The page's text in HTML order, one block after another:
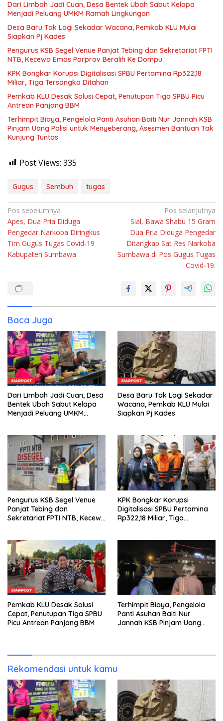
Dari Limbah Jadi Cuan, Desa Bentek Ubah Sabut Kelapa
Menjadi Peluang UMKM Ramah Lingkungan
Desa Baru Tak Lagi Sekadar Wacana, Pemkab KLU Mulai
Siapkan Pj Kades
Pengurus KSB Segel Venue Panjat Tebing dan Sekretariat FPTI
NTB, Kecewa Emas Porprov Beralih Ke Dompu
KPK Bongkar Korupsi Digitalisasi SPBU Pertamina Rp322,18
Miliar, Tiga Tersangka Ditahan
Pemkab KLU Desak Solusi Cepat, Penutupan Tiga SPBU Picu
Antrean Panjang BBM
Terhimpit Biaya, Pengelola Panti Asuhan Baiti Nur Jannah KSB
Pinjam Uang Polisi untuk Menyeberang, Asesmen Bantuan Tak
Kunjung Tuntas
Post Views: 335
Gugus Sembuh tugas
Navigasi
pos
Pos sebelumnya
Apes, Dua Pria Diduga
Pengedar Narkoba Diringkus
Tim Gugus Tugas Covid-19
Kabupaten Sumbawa
Pos selanjutnya
Sial, Bawa Shabu 15 Gram
Dua Pria Diduga Pengedar
Ditangkap Sat Res Narkoba
Sumbawa di Pos Gugus Tugas
Covid-19.
Baca Juga
Dari Limbah Jadi Cuan, Desa
Bentek Ubah Sabut Kelapa
Menjadi Peluang UMKM
Desa Baru Tak Lagi Sekadar
Wacana, Pemkab KLU Mulai
Siapkan Pj Kades
Pengurus KSB Segel Venue
Panjat Tebing dan
Sekretariat FPTI NTB, Kecewa
KPK Bongkar Korupsi
Digitalisasi SPBU Pertamina
Rp322,18 Miliar, Tiga
Pemkab KLU Desak Solusi
Cepat, Penutupan Tiga SPBU
Picu Antrean Panjang BBM
Terhimpit Biaya, Pengelola
Panti Asuhan Baiti Nur
Jannah KSB Pinjam Uang
Rekomendasi untuk kamu